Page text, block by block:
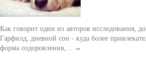
Как говорит один из авторов исследования,
Гарфилд, дневной сон - куда более
форма оздоровления,... →